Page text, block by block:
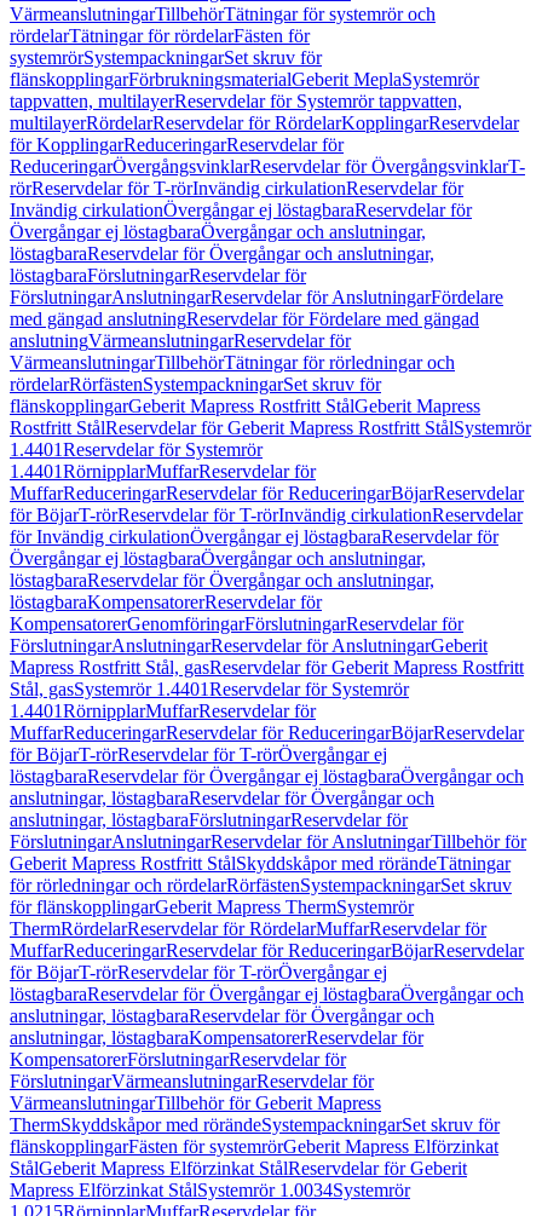
VärmeanslutningarTillbehörTätningar för systemrör och
rördelarTätningar för rördelarFästen för
systemrörSystempackningarSet skruv för
flänskopplingarFörbrukningsmaterialGeberit MeplaSystemrör
tappvatten, multilayerReservdelar för Systemrör tappvatten,
multilayerRördelarReservdelar för RördelarKopplingarReservdelar
för KopplingarReduceringarReservdelar för
ReduceringarÖvergångsvinklarReservdelar för ÖvergångsvinklarT-
rörReservdelar för T-rörInvändig cirkulationReservdelar för
Invändig cirkulationÖvergångar ej löstagbaraReservdelar för
Övergångar ej löstagbaraÖvergångar och anslutningar,
löstagbaraReservdelar för Övergångar och anslutningar,
löstagbaraFörslutningarReservdelar för
FörslutningarAnslutningarReservdelar för AnslutningarFördelare
med gängad anslutningReservdelar för Fördelare med gängad
anslutningVärmeanslutningarReservdelar för
VärmeanslutningarTillbehörTätningar för rörledningar och
rördelarRörfästenSystempackningarSet skruv för
flänskopplingarGeberit Mapress Rostfritt StålGeberit Mapress
Rostfritt StålReservdelar för Geberit Mapress Rostfritt StålSystemrör
1.4401Reservdelar för Systemrör
1.4401RörnipplarMuffarReservdelar för
MuffarReduceringarReservdelar för ReduceringarBöjarReservdelar
för BöjarT-rörReservdelar för T-rörInvändig cirkulationReservdelar
för Invändig cirkulationÖvergångar ej löstagbaraReservdelar för
Övergångar ej löstagbaraÖvergångar och anslutningar,
löstagbaraReservdelar för Övergångar och anslutningar,
löstagbaraKompensatorerReservdelar för
KompensatorerGenomföringarFörslutningarReservdelar för
FörslutningarAnslutningarReservdelar för AnslutningarGeberit
Mapress Rostfritt Stål, gasReservdelar för Geberit Mapress Rostfritt
Stål, gasSystemrör 1.4401Reservdelar för Systemrör
1.4401RörnipplarMuffarReservdelar för
MuffarReduceringarReservdelar för ReduceringarBöjarReservdelar
för BöjarT-rörReservdelar för T-rörÖvergångar ej
löstagbaraReservdelar för Övergångar ej löstagbaraÖvergångar och
anslutningar, löstagbaraReservdelar för Övergångar och
anslutningar, löstagbaraFörslutningarReservdelar för
FörslutningarAnslutningarReservdelar för AnslutningarTillbehör för
Geberit Mapress Rostfritt StålSkyddskåpor med rörändeTätningar
för rörledningar och rördelarRörfästenSystempackningarSet skruv
för flänskopplingarGeberit Mapress ThermSystemrör
ThermRördelarReservdelar för RördelarMuffarReservdelar för
MuffarReduceringarReservdelar för ReduceringarBöjarReservdelar
för BöjarT-rörReservdelar för T-rörÖvergångar ej
löstagbaraReservdelar för Övergångar ej löstagbaraÖvergångar och
anslutningar, löstagbaraReservdelar för Övergångar och
anslutningar, löstagbaraKompensatorerReservdelar för
KompensatorerFörslutningarReservdelar för
FörslutningarVärmeanslutningarReservdelar för
VärmeanslutningarTillbehör för Geberit Mapress
ThermSkyddskåpor med rörändeSystempackningarSet skruv för
flänskopplingarFästen för systemrörGeberit Mapress Elförzinkat
StålGeberit Mapress Elförzinkat StålReservdelar för Geberit
Mapress Elförzinkat StålSystemrör 1.0034Systemrör
1.0215RörnipplarMuffarReservdelar för